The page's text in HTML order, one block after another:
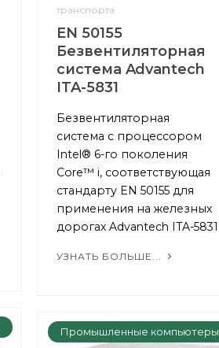
транспорта
EN 50155
Безвентиляторная
система Advantech
ITA-5831
Безвентиляторная
система с процессором
Intel® 6-го поколения
Core™ i, соответствующая
стандарту EN 50155 для
применения на железных
дорогах Advantech ITA-5831
УЗНАТЬ БОЛЬШЕ...
Промышленные компьютеры